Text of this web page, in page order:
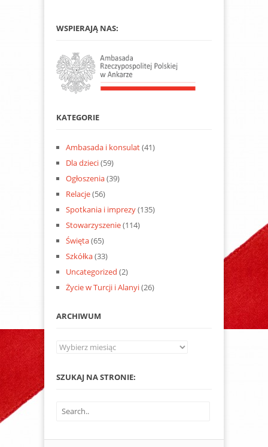
WSPIERAJĄ NAS:
KATEGORIE
Ambasada i konsulat(41)
Dla dzieci(59)
Ogłoszenia(39)
Relacje(56)
Spotkania i imprezy(135)
Stowarzyszenie(114)
Święta(65)
Szkółka(33)
Uncategorized (2)
Życie w Turcji i Alanyi(26)
ARCHIWUM
Archiwum
SZUKAJ NA STRONIE: